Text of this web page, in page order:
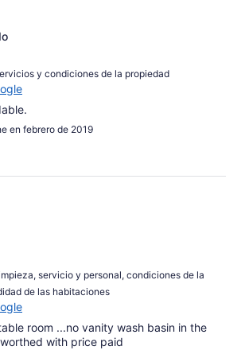
y condiciones de la propiedad
en febrero de 2019
servicio y personal, condiciones de la
de las habitaciones
room ...no vanity wash basin in the
with price paid